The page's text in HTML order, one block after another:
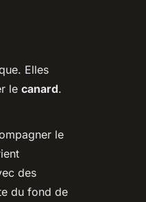
Elles
le canard.
le
des
du fond de